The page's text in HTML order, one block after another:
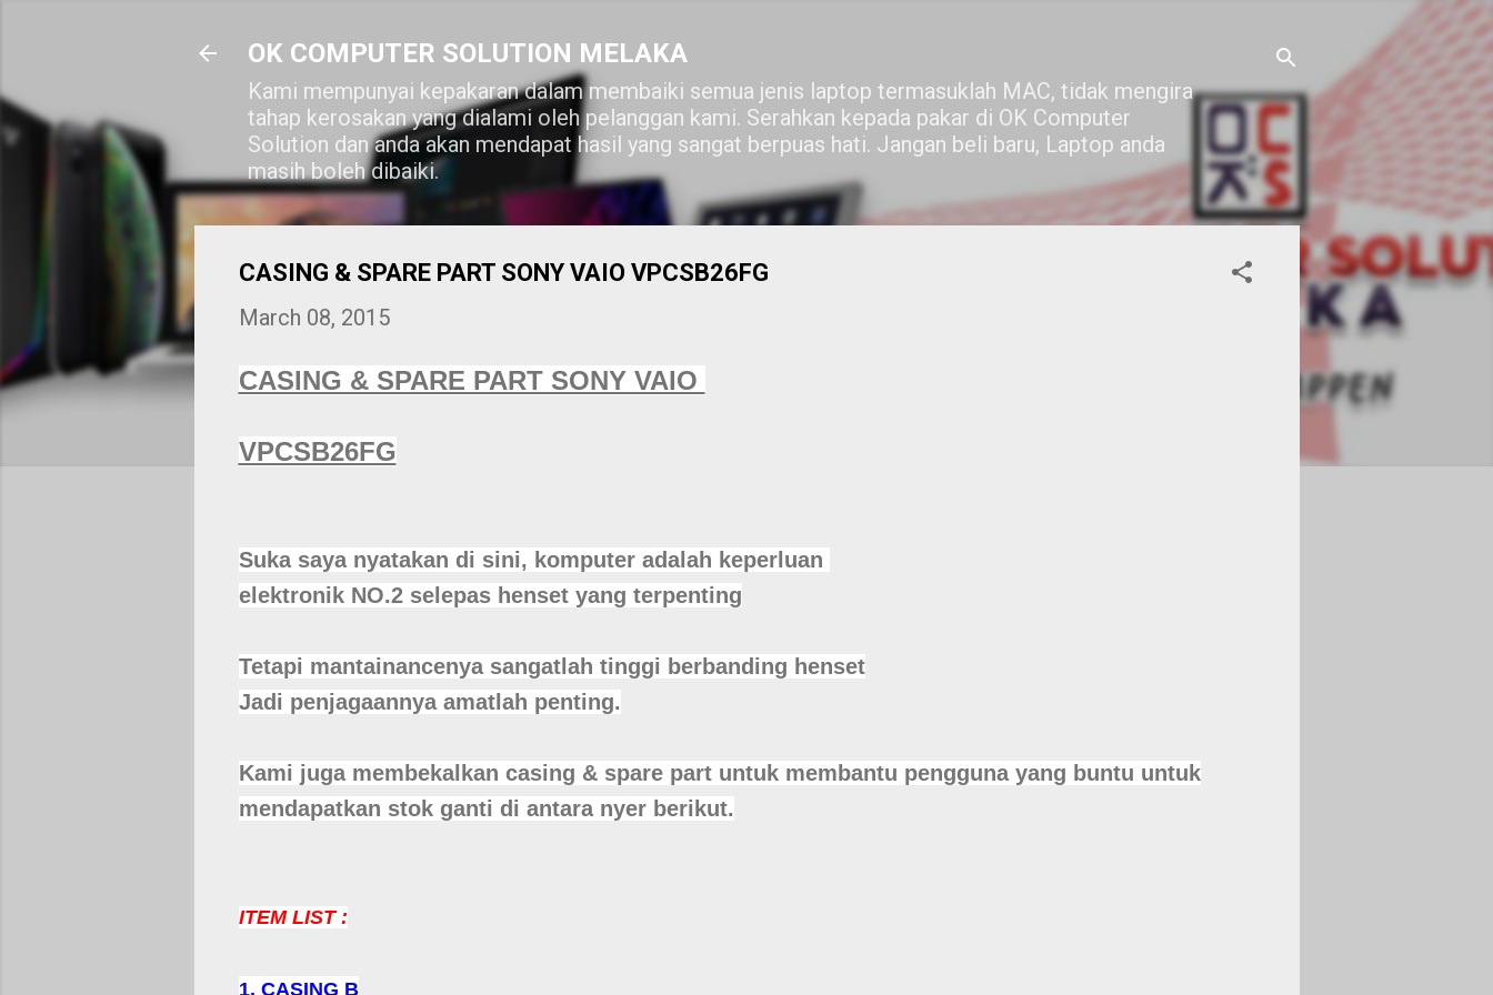
OK COMPUTER SOLUTION MELAKA
Kami mempunyai kepakaran dalam membaiki semua jenis laptop termasuklah MAC, tidak mengira
tahap kerosakan yang dialami oleh pelanggan kami. Serahkan kepada pakar di OK Computer
Solution dan anda akan mendapat hasil yang sangat berpuas hati. Jangan beli baru, Laptop anda
masih boleh dibaiki.
CASING & SPARE PART SONY VAIO VPCSB26FG
March 08, 2015
CASING & SPARE PART SONY VAIO
VPCSB26FG
Suka saya nyatakan di sini, komputer adalah keperluan
elektronik NO.2 selepas henset yang terpenting
Tetapi mantainancenya sangatlah tinggi berbanding henset
Jadi penjagaannya amatlah penting.
Kami juga membekalkan casing & spare part untuk membantu pengguna yang buntu untuk
mendapatkan stok ganti di antara nyer berikut.
ITEM LIST :
1. CASING B